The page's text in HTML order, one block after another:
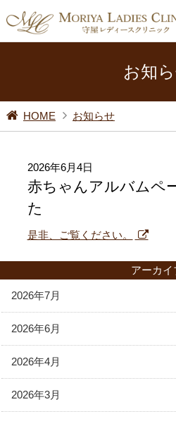
お知
HOME お知らせ
2026年6月4日
赤ちゃんアルバムペ
た
是非、ご覧ください。
アーカイ
2026年7月
2026年6月
2026年4月
2026年3月